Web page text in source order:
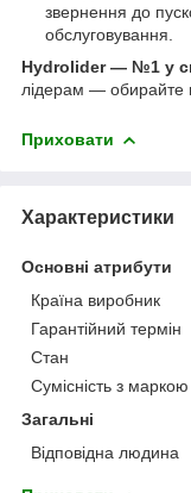
звернення до
обслуговування.
Hydrolider — №1 у
лідерам — обирайте
Приховати
Характеристики
Основні атрибути
Країна виробник
Гарантійний термін
Стан
Сумісність з маркою
Загальні
Відповідна людина